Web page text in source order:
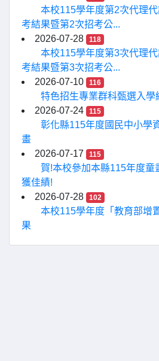
本校115學年度第2次代理
考結果暨第2次招考公...
2026-07-28
118
本校115學年度第3次代理
考結果暨第3次招考公...
2026-07-10
116
特色招生專業群科甄選入學
2026-07-24
115
彰化縣115年度國民中小學
畫
2026-07-17
115
賀!本校參加本縣115年度童
獲佳績!
2026-07-28
102
本校115學年度「教育部增
果